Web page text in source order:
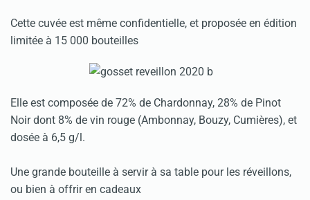
Cette cuvée est même confidentielle, et proposée en édition
limitée à 15 000 bouteilles
Elle est composée de 72% de Chardonnay, 28% de Pinot
Noir dont 8% de vin rouge (Ambonnay, Bouzy, Cumières), et
dosée à 6,5 g/l.
Une grande bouteille à servir à sa table pour les réveillons,
ou bien à offrir en cadeaux